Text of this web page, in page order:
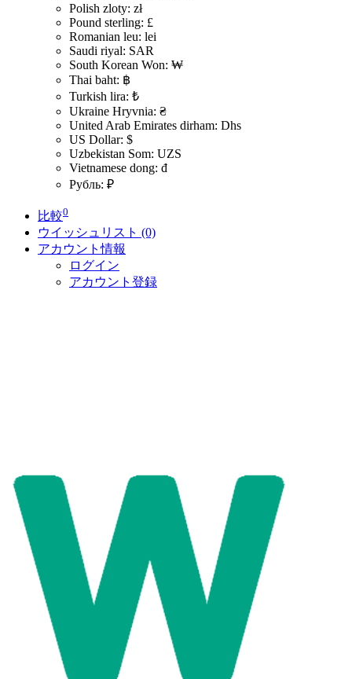
Polish zloty: zł
Pound sterling: £
Romanian leu: lei
Saudi riyal: SAR
South Korean Won: ₩
Thai baht: ฿
Turkish lira: ₺
Ukraine Hryvnia: ₴
United Arab Emirates dirham: Dhs
US Dollar: $
Uzbekistan Som: UZS
Vietnamese dong: đ
Рубль: ₽
比較0
ウイッシュリスト (0)
アカウント情報
ログイン
アカウント登録